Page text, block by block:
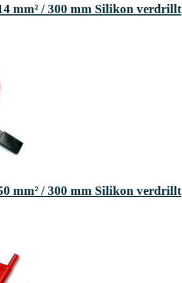
mm² / 300 mm Silikon verdrillt
mm² / 300 mm Silikon verdrillt